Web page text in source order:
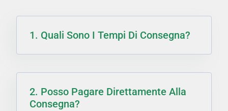
1. Quali Sono I Tempi Di Consegna?
2. Posso Pagare Direttamente Alla
Consegna?